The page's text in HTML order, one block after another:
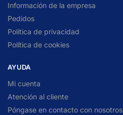
Información de la empresa
Pedidos
Política de privacidad
Política de cookies
AYUDA
Mi cuenta
Atención al cliente
Póngase en contacto con nosotros